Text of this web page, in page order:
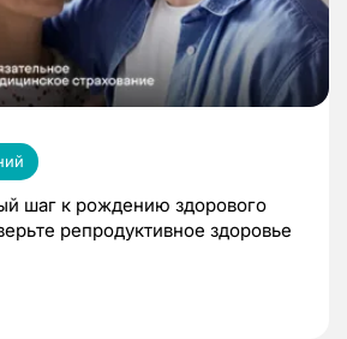
шаг к рождению здорового
репродуктивное здоровье